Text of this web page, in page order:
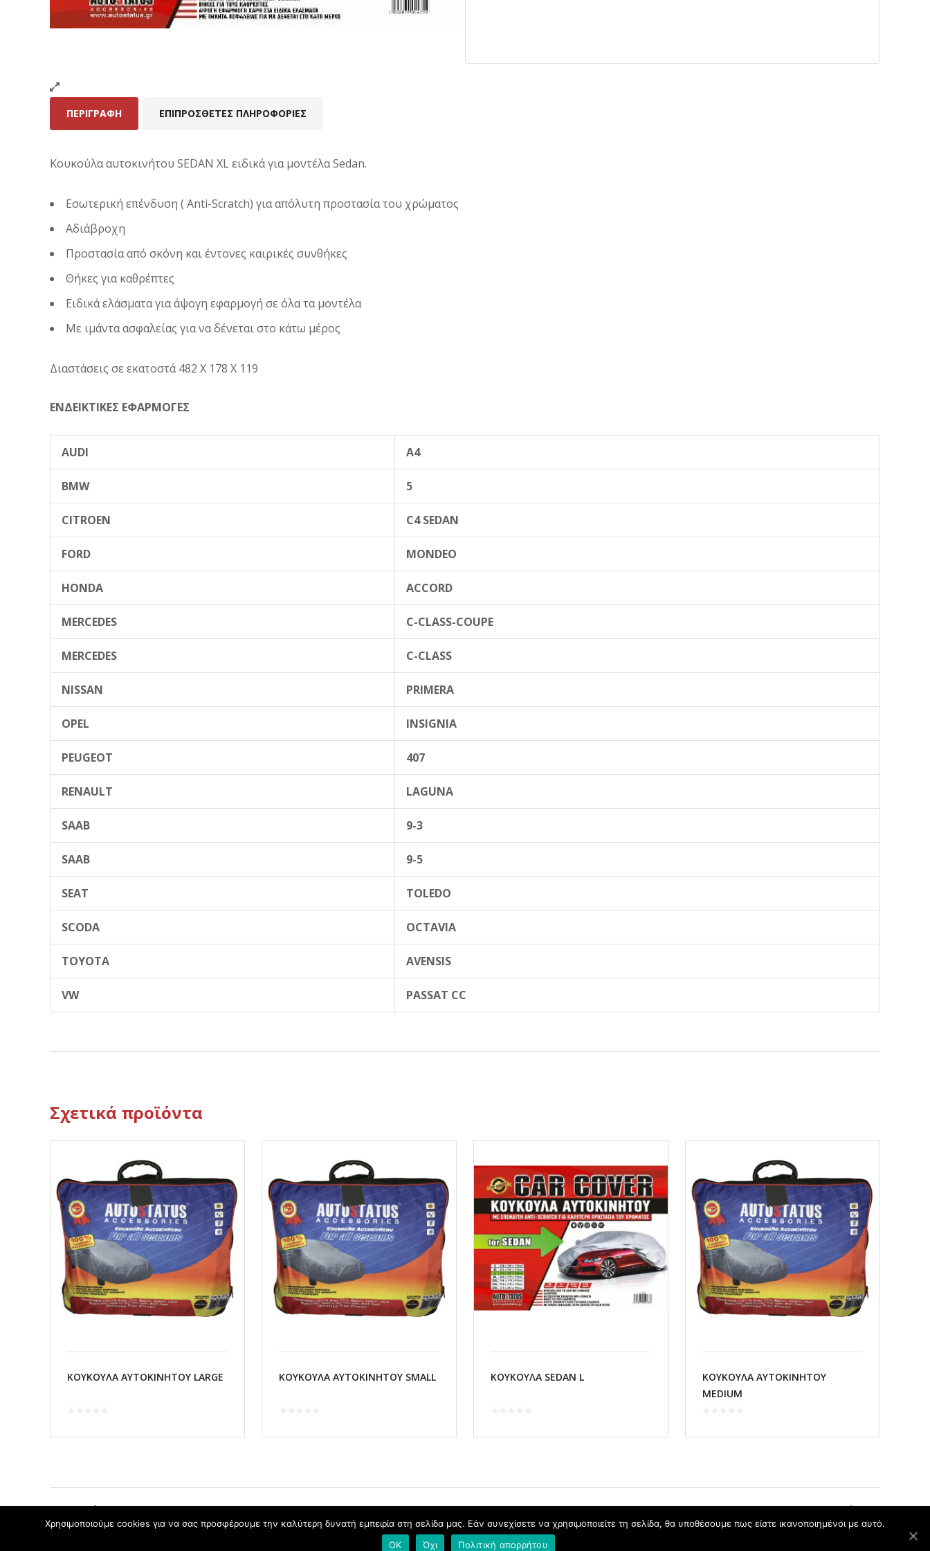
ΠΕΡΙΓΡΑΦΉ ΕΠΙΠΡΌΣΘΕΤΕΣ ΠΛΗΡΟΦΟΡΊΕΣ
Κουκούλα αυτοκινήτου SEDAN XL ειδικά για μοντέλα Sedan.
Εσωτερική επένδυση ( Anti-Scratch) για απόλυτη προστασία του χρώματος
Αδιάβροχη
Προστασία από σκόνη και έντονες καιρικές συνθήκες
Θήκες για καθρέπτες
Ειδικά ελάσματα για άψογη εφαρμογή σε όλα τα μοντέλα
Με ιμάντα ασφαλείας για να δένεται στο κάτω μέρος
Διαστάσεις σε εκατοστά 482 X 178 Χ 119
ΕΝΔΕΙΚΤΙΚΕΣ ΕΦΑΡΜΟΓΕΣ
AUDI A4
BMW 5
CITROEN C4 SEDAN
FORD MONDEO
HONDA ACCORD
MERCEDES C-CLASS-COUPE
MERCEDES C-CLASS
NISSAN PRIMERA
OPEL INSIGNIA
PEUGEOT 407
RENAULT LAGUNA
SAAB 9-3
SAAB 9-5
SEAT TOLEDO
SCODA OCTAVIA
TOYOTA AVENSIS
VW PASSAT CC
Σχετικά προϊόντα
ΚΟΥΚΟΥΛΑ ΑΥΤΟΚΙΝΗΤΟΥ LARGE ΚΟΥΚΟΥΛΑ ΑΥΤΟΚΙΝΗΤΟΥ SMALL ΚΟΥΚΟΥΛΑ SEDAN L
ΚΟΥΚΟΥΛΑ ΑΥΤΟΚΙΝΗΤΟΥ
MEDIUM
Προηγούμενο Επόμενο
Χρησιμοποιούμε cookies για να σας προσφέρουμε την καλύτερη δυνατή εμπειρία στη σελίδα μας. Εάν συνεχίσετε να χρησιμοποιείτε τη σελίδα, θα υποθέσουμε πως είστε ικανοποιημένοι με αυτό.
OK
Όχι Πολιτική απορρήτου